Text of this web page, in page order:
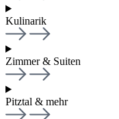
Kulinarik
Zimmer & Suiten
Pitztal & mehr